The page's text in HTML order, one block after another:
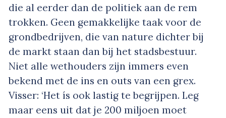
die al eerder dan de politiek aan de rem
trokken. Geen gemakkelijke taak voor de
grondbedrijven, die van nature dichter bij
de markt staan dan bij het stadsbestuur.
Niet alle wethouders zijn immers even
bekend met de ins en outs van een grex.
Visser: ‘Het ís ook lastig te begrijpen. Leg
maar eens uit dat je 200 miljoen moet